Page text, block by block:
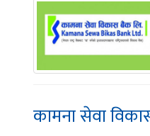
कामना सेवा